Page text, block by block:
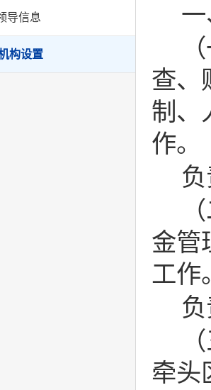
导信息
构设置
查、
制、
作。
金管
工作
牵头